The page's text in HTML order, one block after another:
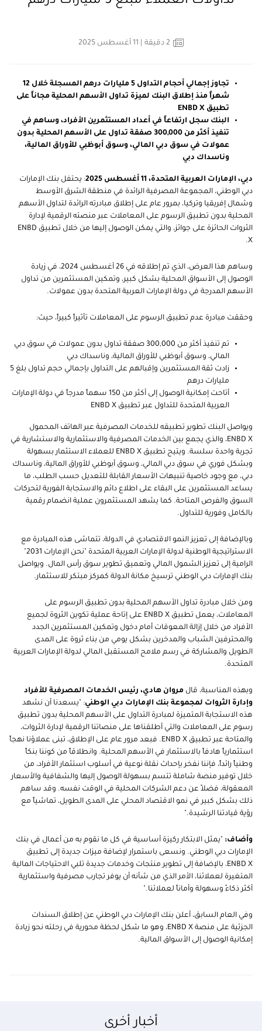
2 دقيقة
تجاوز إجمالي أحجام التداول 5 مليارات درهم المسجلة خلال 12
شهراً منذ إطلاق البنك لميزة تداول الأسهم المحلية مجاناً على
تطبيق ENBD X
البنك سجل ارتفاعاً في أعداد المستثمرين الأفراد، وساهم في
تنفيذ أكثر من 300,000 صفقة تداول على الأسهم المحلية بدون
عمولات في سوق دبي المالي، وسوق أبوظبي للأوراق المالية،
وناسداك دبي
دبي، الإمارات العربية المتحدة، 11 أغسطس 2025
: يحتفل بنك الإمارات
دبي الوطني، المجموعة المصرفية الرائدة في منطقة الشرق الأوسط
وشمال إفريقيا وتركيا، بمرور عام على إطلاق مبادرته الرائدة لتداول الأسهم
المحلية بدون تطبيق الرسوم على المعاملات عبر منصته الرقمية لإدارة
الثروات الحائزة على جوائز، والتي يمكن الوصول إليها من خلال تطبيق ENBD
X
.
وساهم هذا العرض، الذي تم إطلاقه في 26 أغسطس 2024، في زيادة
الوصول إلى الأسواق المحلية بشكل كبير، وتمكين المستثمرين من تداول
الأسهم المدرجة في دولة الإمارات العربية المتحدة بدون عمولات.
وحققت مبادرة عدم تطبيق الرسوم على المعاملات تأثيراً كبيراً، حيث:
تم تنفيذ أكثر من 300,000 صفقة تداول بدون عمولات في سوق دبي
المالي، وسوق أبوظبي للأوراق المالية، وناسداك دبي
زادت ثقة المستثمرين وإقبالهم على التداول بإجمالي حجم تداول بلغ 5
مليارات درهم
أتاحت إمكانية الوصول إلى أكثر من 150 سهماً مدرجاً في دولة الإمارات
العربية المتحدة للتداول عبر تطبيق ENBD X
ويواصل البنك تطوير تطبيقه للخدمات المصرفية عبر الهاتف المحمول
ENBD X، والذي يجمع بين الخدمات المصرفية والاستثمارية والاستشارية في
تجربة واحدة سلسة. ويتيح تطبيق ENBD X للعملاء الاستثمار بسهولة
وبشكل فوري في سوق دبي المالي، وسوق أبوظبي للأوراق المالية، وناسداك
دبي، مع وجود خاصية تنبيهات الأسعار القابلة للتعديل حسب الطلب، ما
يساعد المستثمرين على البقاء على اطلاع دائم والاستجابة الفورية لتحركات
السوق والفرص المتاحة. كما يشهد المستثمرون عملية انضمام رقمية
بالكامل وفورية للتداول.
وبالإضافة إلى تعزيز النمو الاقتصادي في الدولة، تتماشى هذه المبادرة مع
الرامية إلى تعزيز الشمول المالي وتعميق تطوير سوق رأس المال. ويواصل
بنك الإمارات دبي الوطني ترسيخ مكانة الدولة كمركز مبتكر للاستثمار.
ومن خلال مبادرة تداول الأسهم المحلية بدون تطبيق الرسوم على
المعاملات، يعمل تطبيق ENBD X على إتاحة عملية تكوين الثروة لجميع
الأفراد من خلال إزالة المعوقات أمام دخول وتمكين المستثمرين الجدد
والمحترفين الشباب والمدخرين بشكل يومي من بناء ثروة على المدى
الطويل والمشاركة في رسم ملامح المستقبل المالي لدولة الإمارات العربية
المتحدة.
وبهذه المناسبة، قال مروان هادي، رئيس الخدمات المصرفية للأفراد
وإدارة الثروات لمجموعة بنك الإمارات دبي الوطني: "يسعدنا أن نشهد
هذه الاستجابة المتميزة لمبادرة التداول على الأسهم المحلية بدون تطبيق
رسوم على المعاملات والتي أطلقناها على منصاتنا الرقمية لإدارة الثروات،
والمتاحة عبر تطبيق ENBD X. فبعد مرور عام على الإطلاق، تبنى عملاؤنا نهجاً
استثمارياً هادفاً بالاستثمار في الأسهم المحلية. وانطلاقاً من كوننا بنكاً
وطنياً رائداً، فإننا نفخر بإحداث نقلة نوعية في أسلوب استثمار الأفراد، من
خلال توفير منصة شاملة تتسم بسهولة الوصول إليها والشفافية والأسعار
المعقولة، فضلاً عن دعم الشركات المحلية في الوقت نفسه. وقد ساهم
ذلك بشكل كبير في نمو الاقتصاد المحلي على المدى الطويل، تماشياً مع
رؤية قيادتنا الرشيدة.
وأضاف: "يمثل الابتكار ركيزة أساسية في كل ما نقوم به من أعمال في بنك
الإمارات دبي الوطني. ونسعى باستمرار لإضافة ميزات جديدة إلى تطبيق
ENBD X، بالإضافة إلى تطوير منتجات وخدمات جديدة تلبي الاحتياجات المالية
المتغيرة لعملائنا، الأمر الذي من شأنه أن يوفر تجارب مصرفية واستثمارية
أكثر ذكاءً وسهولة وأماناً لعملائنا."
وفي العام السابق، أعلن بنك الإمارات دبي الوطني عن إطلاق السندات
الجزئية على منصة ENBD X، وهو ما شكل لحظة محورية في رحلته نحو زيادة
إمكانية الوصول إلى الأسواق المالية.
أخبار أخرى